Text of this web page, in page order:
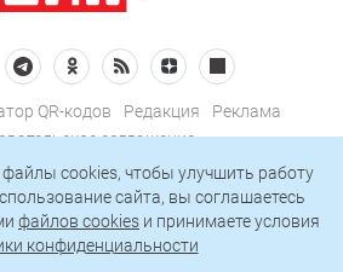
QR-кодов Редакция
Реклама
соглашение
конфиденциальности
на рассылку
cookies, чтобы улучшить работу
сайта, вы соглашаетесь
файлов cookies и принимаете условия
конфиденциальности